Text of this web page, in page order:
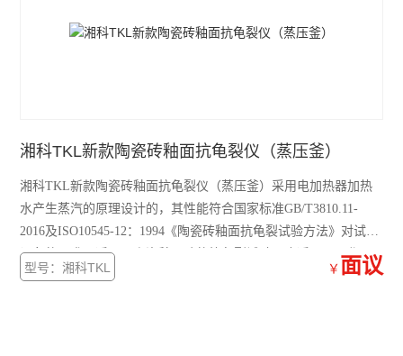
湘科TKL新款陶瓷砖釉面抗龟裂仪（蒸压釜）
湘科TKL新款陶瓷砖釉面抗龟裂仪（蒸压釜）采用电加热器加热
水产生蒸汽的原理设计的，其性能符合国家标准GB/T3810.11-
2016及ISO10545-12：1994《陶瓷砖釉面抗龟裂试验方法》对试验
设备的要求，适用于陶瓷釉面砖的抗龟裂试验，也适用于工作压
力为0－1.0MPa的其它耐压试验。法兰采用快开式螺栓紧固，操作
型号：湘科TKL ￥ 面议